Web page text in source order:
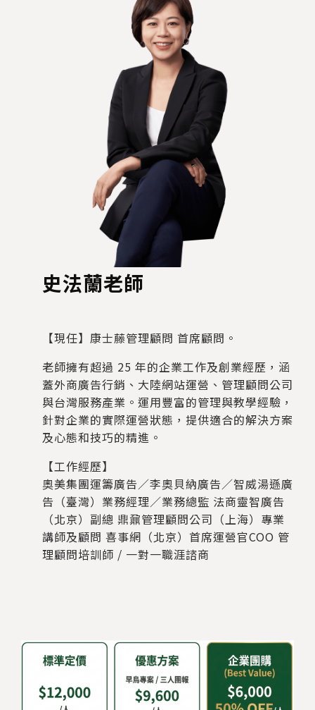
史法蘭老師
【現任】康士藤管理顧問 首席顧問。
老師擁有超過 25 年的企業工作及創業經歷，涵
蓋外商廣告行銷、大陸網站運營、管理顧問公司
與台灣服務產業。運用豐富的管理與教學經驗，
針對企業的實際運營狀態，提供適合的解決方案
及心態和技巧的精進。
【工作經歷】
奧美集團運籌廣告／李奧貝納廣告／智威湯遜廣
告（臺灣）業務經理／業務總監 法商靈智廣告
（北京）副總 鼎鼐管理顧問公司（上海）專業
講師及顧問 喜事網（北京）首席運營官COO 管
理顧問培訓師 / 一對一職涯諮商